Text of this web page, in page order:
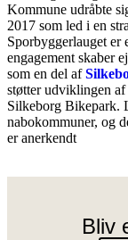
Kommune udråbte
2017 som led i en
Sporbyggerlauget
engagement skaber
som en del af
støtter udviklingen
Silkeborg Bikepark.
nabokommuner, og
er anerkendt
Bliv